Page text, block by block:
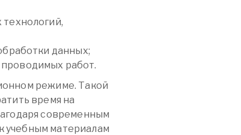
данных;
работ.
режиме. Такой
время на
современным
учебным материалам